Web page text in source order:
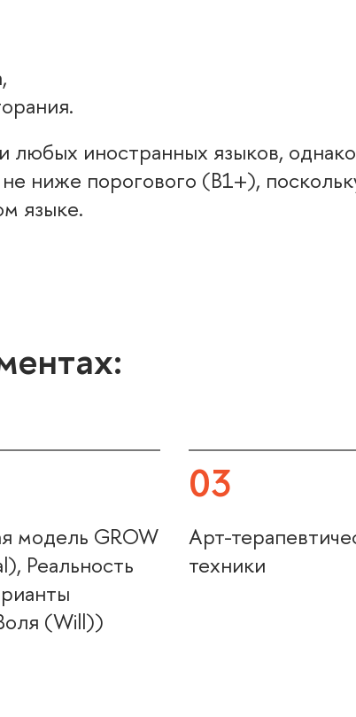
любых иностранных языков,
ниже порогового (В1+),
языке.
модель GROW
Реальность
(Will))
03
Арт-
техники